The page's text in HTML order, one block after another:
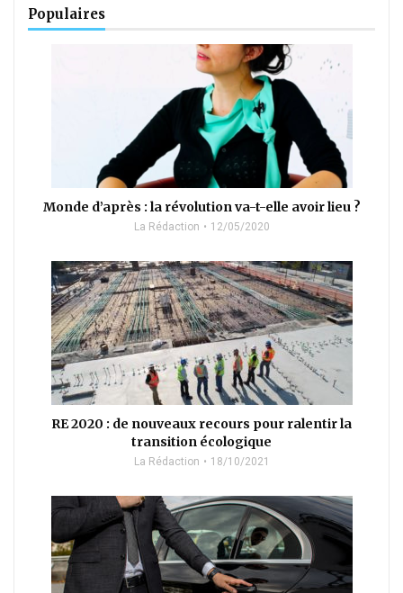
Populaires
Monde d’après : la révolution va-t-elle avoir lieu ?
La Rédaction 12/05/2020
RE 2020 : de nouveaux recours pour ralentir la
transition écologique
La Rédaction 18/10/2021